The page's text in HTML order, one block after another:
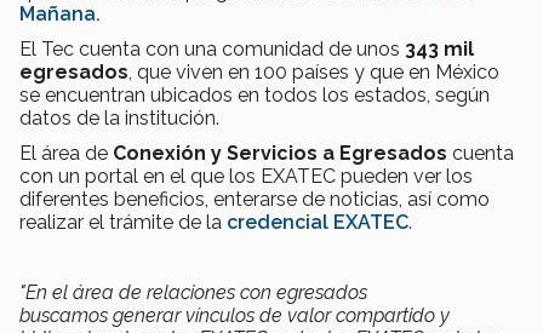
Mañana.
El Tec cuenta con una comunidad de unos 343 mil
egresados, que viven en 100 países y que en México
se encuentran ubicados en todos los estados, según
datos de la institución.
El área de Conexión y Servicios a Egresados cuenta
con un portal en el que los EXATEC pueden ver los
diferentes beneficios, enterarse de noticias, así como
realizar el trámite de la credencial EXATEC.
"En el área de relaciones con egresados
buscamos generar vínculos de valor compartido y